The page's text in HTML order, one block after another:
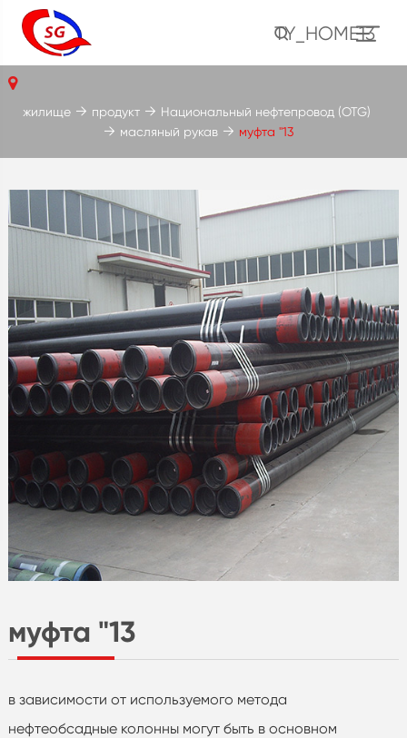
TY_HOME13
муфта "13
в зависимости от используемого метода
нефтеобсадные колонны могут быть в основном
жилище продукт
Национальный нефтепровод (OTG)
масляный рукав
муфта "13